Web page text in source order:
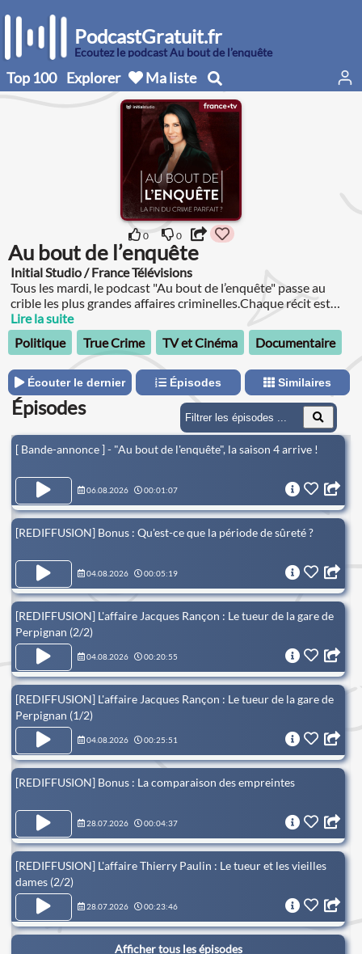
PodcastGratuit.fr
Écoutez le podcast Au bout de l’enquête
Top 100 Explorer Ma liste
0 0
Au bout de l’enquête
Initial Studio / France Télévisions
Tous les mardi, le podcast "Au bout de l’enquête" passe au
crible les plus grandes affaires criminelles.Chaque récit est
accompagné d’un épisode bonus dans lequel Marie Drucker et
le professeur de criminologie Alain Bauer nous apportent un
éclairage technique, psychologique, sociologique ou
cours de l’enquête, mais aussi ses enjeux et ses
répercussions."Au bout de l'enquête" est un podcast coproduit
par Initial Studio, Enibas Productions et France Télévisions,
adapté de l'émission audiovisuelle éponyme produite par
Enibas Productions et France Télévisions.
Lire la suite
Politique
True Crime TV et Cinéma Documentaire
Écouter le dernier Épisodes Similaires
Épisodes
[ Bande-annonce ] - "Au bout de l'enquête", la saison 4 arrive !
06.08.2026 00:01:07
[REDIFFUSION] Bonus : Qu'est-ce que la période de sûreté ?
04.08.2026 00:05:19
[REDIFFUSION] L'affaire Jacques Rançon : Le tueur de la gare de
Perpignan (2/2)
04.08.2026 00:20:55
[REDIFFUSION] L'affaire Jacques Rançon : Le tueur de la gare de
Perpignan (1/2)
04.08.2026 00:25:51
[REDIFFUSION] Bonus : La comparaison des empreintes
28.07.2026 00:04:37
[REDIFFUSION] L'affaire Thierry Paulin : Le tueur et les vieilles
dames (2/2)
28.07.2026 00:23:46
Afficher tous les épisodes